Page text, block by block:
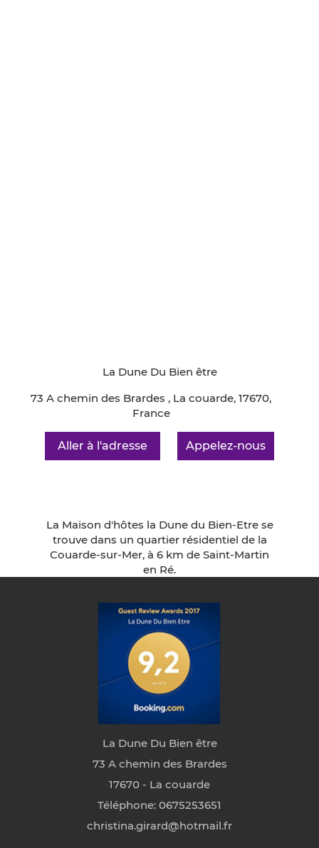
La Dune Du Bien être
73 A chemin des Brardes , La couarde, 17670,
France
Aller à l'adresse Appelez-nous
La Maison d'hôtes la Dune du Bien-Etre se
trouve dans un quartier résidentiel de la
Couarde-sur-Mer, à 6 km de Saint-Martin
en Ré.
La Dune Du Bien être
73 A chemin des Brardes
17670 - La couarde
Téléphone: 0675253651
christina.girard@hotmail.fr